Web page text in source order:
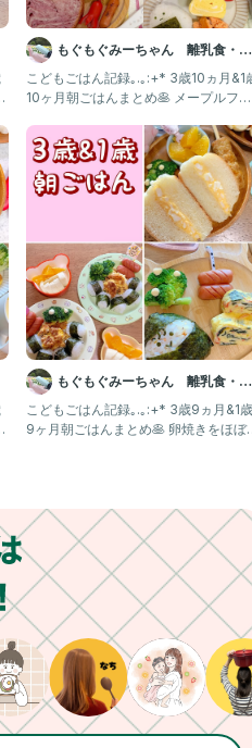
もぐもぐみーちゃん 離乳食・幼
児食記録
こどもごはん記録｡.｡:+* 3歳10ヵ月&1歳
10ヶ月朝ごはんまとめ🥞 メープルフレ
もぐもぐみーちゃん 離乳食・幼
児食記録
こどもごはん記録｡.｡:+* 3歳9ヵ月&1歳
9ヶ月朝ごはんまとめ🥞 卵焼きをほぼ毎